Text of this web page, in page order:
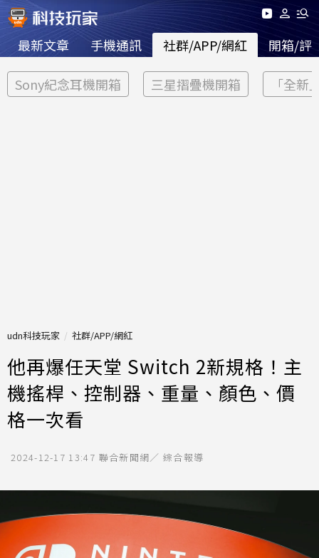
最新文章 手機通訊 社群/APP/網紅 開箱/評
Sony紀念耳機開箱 三星摺疊機開箱 「全新
udn科技玩家 社群/APP/網紅
他再爆任天堂 Switch 2新規格！主
機搖桿、控制器、重量、顏色、價
格一次看
2024-12-17 13:47 聯合新聞網／ 綜合報導